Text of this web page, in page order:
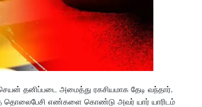
தனிப்படை அமைத்து ரகசியமாக தேடி வந்தார்.
தொலைபேசி எண்களை கொண்டு அவர் யார் யாரிடம்